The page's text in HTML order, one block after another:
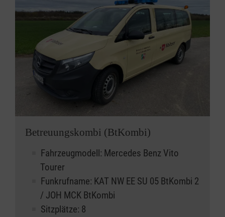
Betreuungskombi (BtKombi)
Fahrzeugmodell: Mercedes Benz Vito
Tourer
Funkrufname: KAT NW EE SU 05 BtKombi 2
/ JOH MCK BtKombi
Sitzplätze: 8